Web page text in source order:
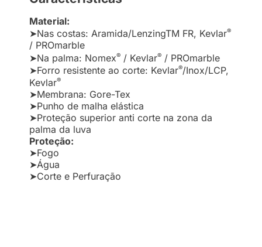
Material:
➤Nas costas: Aramida/LenzingTM FR, Kevlar®
/ PROmarble
➤Na palma: Nomex®/ Kevlar®/ PROmarble
➤Forro resistente ao corte: Kevlar®/Inox/LCP,
Kevlar®
➤Membrana: Gore-Tex
➤Punho de malha elástica
➤Proteção superior anti corte na zona da
palma da luva
Proteção:
➤Fogo
➤Água
➤Corte e Perfuração